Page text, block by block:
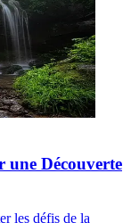
une Découverte
les défis de la